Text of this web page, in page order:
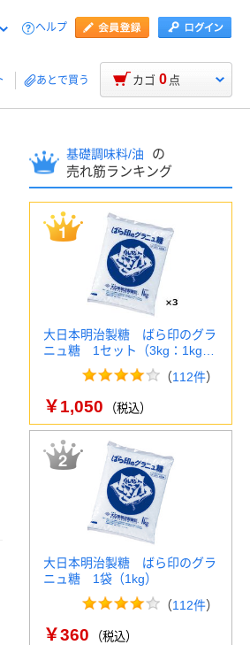
ヘルプ
あとで買う カゴ 0 点
基礎調味料/油
の
売れ筋ランキング
大日本明治製糖 ばら印のグラ
ニュ糖 1セット（3kg：1kg…
（112件）
￥1,050 （税込）
大日本明治製糖 ばら印のグラ
ニュ糖 1袋（1kg）
（112件）
￥360 （税込）